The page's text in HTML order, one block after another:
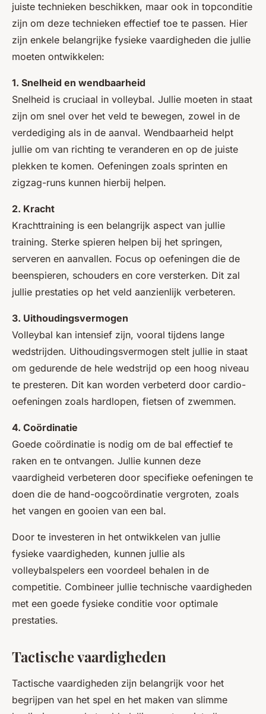
juiste technieken beschikken, maar ook in topconditie
zijn om deze technieken effectief toe te passen. Hier
zijn enkele belangrijke fysieke vaardigheden die jullie
moeten ontwikkelen:
1. Snelheid en wendbaarheid
Snelheid is cruciaal in volleybal. Jullie moeten in staat
zijn om snel over het veld te bewegen, zowel in de
verdediging als in de aanval. Wendbaarheid helpt
jullie om van richting te veranderen en op de juiste
plekken te komen. Oefeningen zoals sprinten en
zigzag-runs kunnen hierbij helpen.
2. Kracht
Krachttraining is een belangrijk aspect van jullie
training. Sterke spieren helpen bij het springen,
serveren en aanvallen. Focus op oefeningen die de
beenspieren, schouders en core versterken. Dit zal
jullie prestaties op het veld aanzienlijk verbeteren.
3. Uithoudingsvermogen
Volleybal kan intensief zijn, vooral tijdens lange
wedstrijden. Uithoudingsvermogen stelt jullie in staat
om gedurende de hele wedstrijd op een hoog niveau
te presteren. Dit kan worden verbeterd door cardio-
oefeningen zoals hardlopen, fietsen of zwemmen.
4. Coördinatie
Goede coördinatie is nodig om de bal effectief te
raken en te ontvangen. Jullie kunnen deze
vaardigheid verbeteren door specifieke oefeningen te
doen die de hand-oogcoördinatie vergroten, zoals
het vangen en gooien van een bal.
Door te investeren in het ontwikkelen van jullie
fysieke vaardigheden, kunnen jullie als
volleybalspelers een voordeel behalen in de
competitie. Combineer jullie technische vaardigheden
met een goede fysieke conditie voor optimale
prestaties.
Tactische vaardigheden
Tactische vaardigheden zijn belangrijk voor het
begrijpen van het spel en het maken van slimme